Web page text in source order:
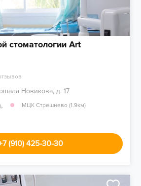
стоматологии Art
Новикова, д. 17
,
МЦК Стрешнево (1.9км)
(910) 425-30-30